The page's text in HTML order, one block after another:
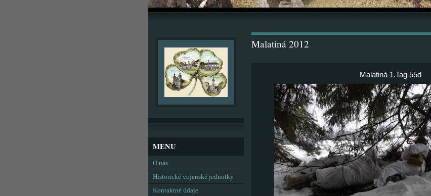
Malatiná 2012
Malatiná 1.Tag 55d
MENU
O nás
Historické vojenské jednotky
Kontaktné údaje